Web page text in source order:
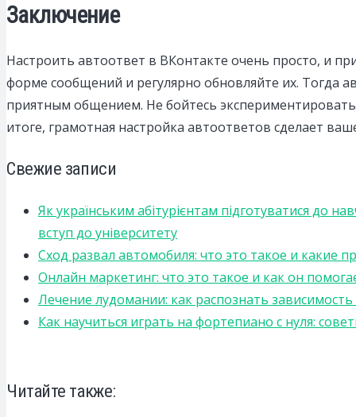
Заключение
Настроить автоответ в ВКонтакте очень просто, и
форме сообщений и регулярно обновляйте их. Тогда
приятным общением. Не бойтесь
итоге, грамотная настройка автоответов сделает
Свежие записи
Як українським абітурієнтам підготуватися до
вступ до університету
Сход развал автомобиля: что это такое и какие
Онлайн маркетинг: что это такое и как он
Лечение лудомании: как распознать
Как научиться играть на фортепиано с нуля:
Читайте также: